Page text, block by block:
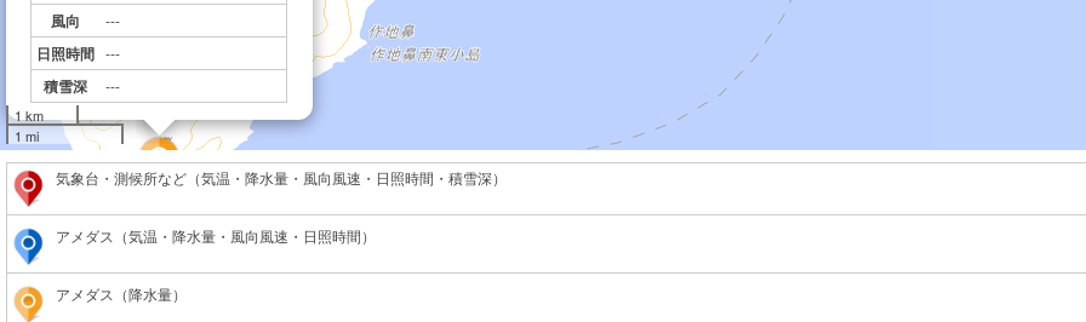
風向 ---
日照時間 ---
積雪深 ---
1 km
1 mi
気象台・測候所など（気温・降水量・風向風速・日照時間・積雪深）
アメダス（気温・降水量・風向風速・日照時間）
アメダス（降水量）